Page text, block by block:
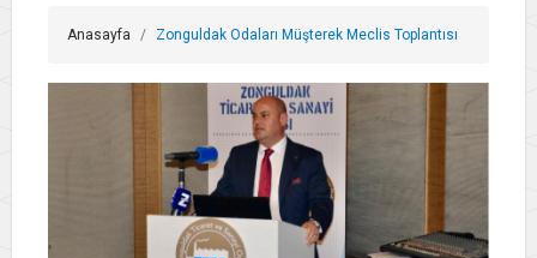
Anasayfa Zonguldak Odaları Müşterek Meclis Toplantısı